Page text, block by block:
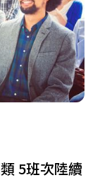
5班次陸續